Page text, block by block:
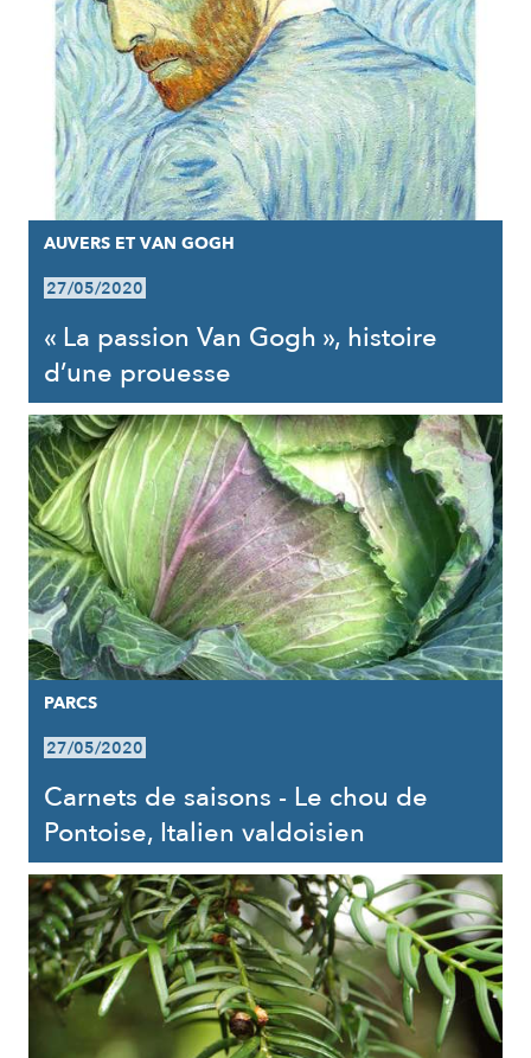
AUVERS ET VAN GOGH
27/05/2020
« La passion Van Gogh », histoire
d’une prouesse
PARCS
27/05/2020
Carnets de saisons - Le chou de
Pontoise, Italien valdoisien